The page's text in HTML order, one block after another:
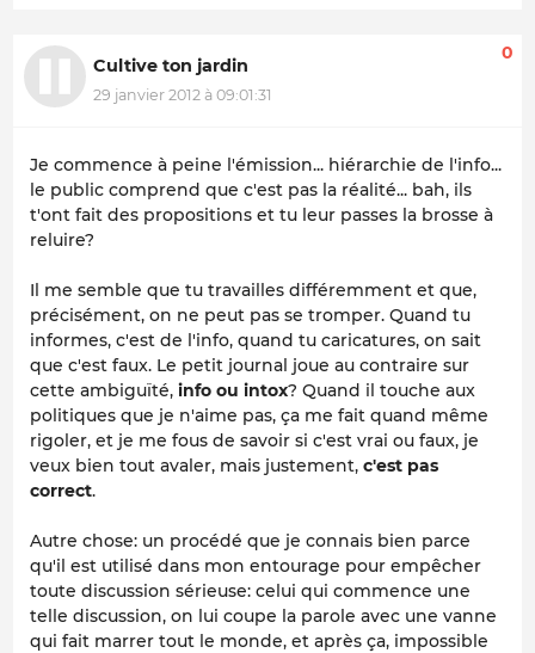
Cultive ton jardin
29 janvier 2012 à 09:01:31
0
Je commence à peine l'émission... hiérarchie de l'info...
le public comprend que c'est pas la réalité... bah, ils
t'ont fait des propositions et tu leur passes la brosse à
reluire?
Il me semble que tu travailles différemment et que,
précisément, on ne peut pas se tromper. Quand tu
informes, c'est de l'info, quand tu caricatures, on sait
que c'est faux. Le petit journal joue au contraire sur
cette ambiguïté, info ou intox? Quand il touche aux
politiques que je n'aime pas, ça me fait quand même
rigoler, et je me fous de savoir si c'est vrai ou faux, je
veux bien tout avaler, mais justement, c'est pas
correct.
Autre chose: un procédé que je connais bien parce
qu'il est utilisé dans mon entourage pour empêcher
toute discussion sérieuse: celui qui commence une
telle discussion, on lui coupe la parole avec une vanne
qui fait marrer tout le monde, et après ça, impossible